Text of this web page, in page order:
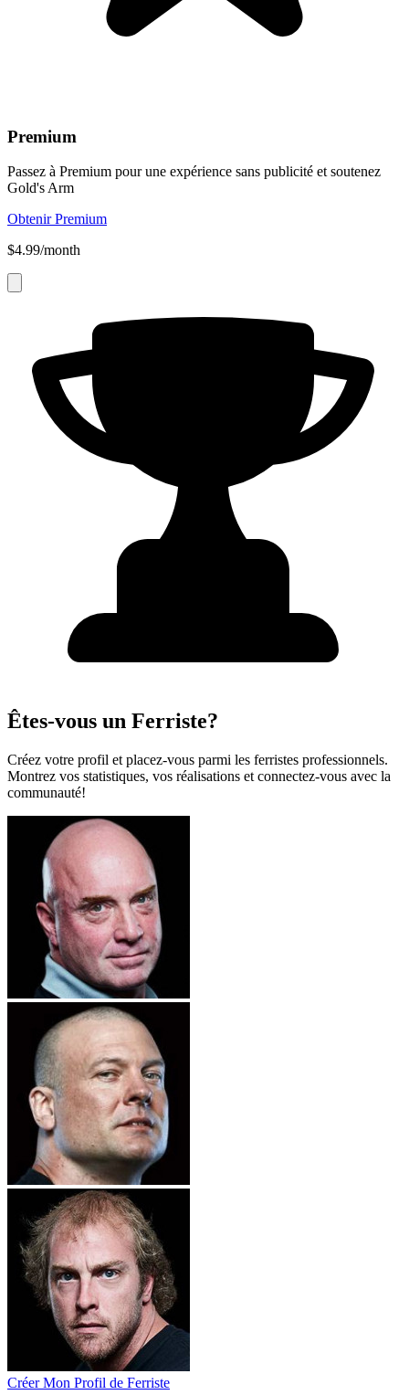
Premium
Passez à Premium pour une expérience sans publicité et soutenez
Gold's Arm
Obtenir Premium
$4.99/month
Êtes-vous un Ferriste?
Créez votre profil et placez-vous parmi les ferristes professionnels.
Montrez vos statistiques, vos réalisations et connectez-vous avec la
communauté!
Créer Mon Profil de Ferriste